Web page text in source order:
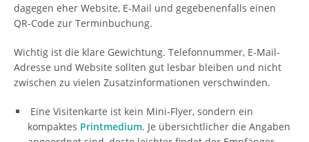
dagegen eher Website, E-Mail und gegebenenfalls einen
QR-Code zur Terminbuchung.
Wichtig ist die klare Gewichtung. Telefonnummer, E-Mail-
Adresse und Website sollten gut lesbar bleiben und nicht
zwischen zu vielen Zusatzinformationen verschwinden.
Eine Visitenkarte ist kein Mini-Flyer, sondern ein
kompaktes Printmedium. Je übersichtlicher die Angaben